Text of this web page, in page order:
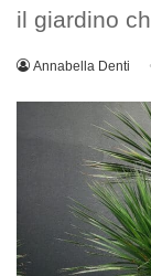
il giardino
Annabella Denti